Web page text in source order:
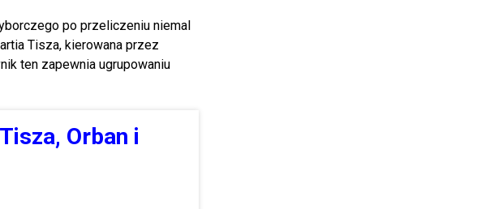
po przeliczeniu niemal
Tisza, kierowana przez
ten zapewnia ugrupowaniu
Orban i